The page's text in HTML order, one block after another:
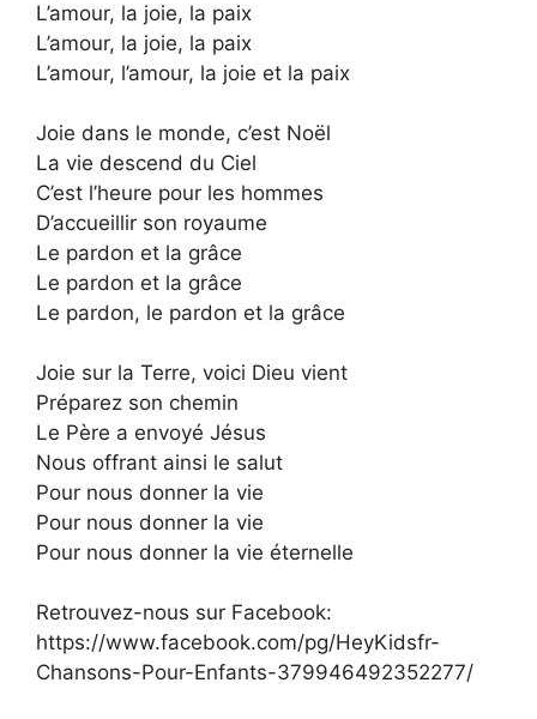
L’amour, la joie, la paix
L’amour, la joie, la paix
L’amour, l’amour, la joie et la paix
Joie dans le monde, c’est Noël
La vie descend du Ciel
C’est l’heure pour les hommes
D’accueillir son royaume
Le pardon et la grâce
Le pardon et la grâce
Le pardon, le pardon et la grâce
Joie sur la Terre, voici Dieu vient
Préparez son chemin
Le Père a envoyé Jésus
Nous offrant ainsi le salut
Pour nous donner la vie
Pour nous donner la vie
Pour nous donner la vie éternelle
Retrouvez-nous sur Facebook:
https://www.facebook.com/pg/HeyKidsfr-
Chansons-Pour-Enfants-379946492352277/